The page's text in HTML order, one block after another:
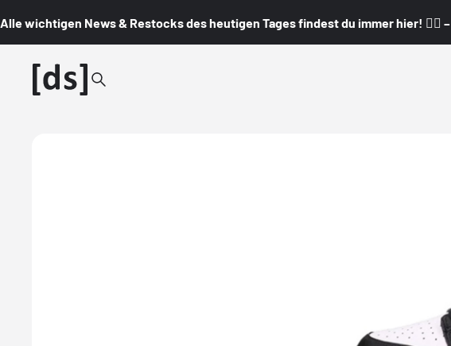
Alle wichtigen News & Restocks des heutigen Tages findest du immer hier! 👇🏼 –